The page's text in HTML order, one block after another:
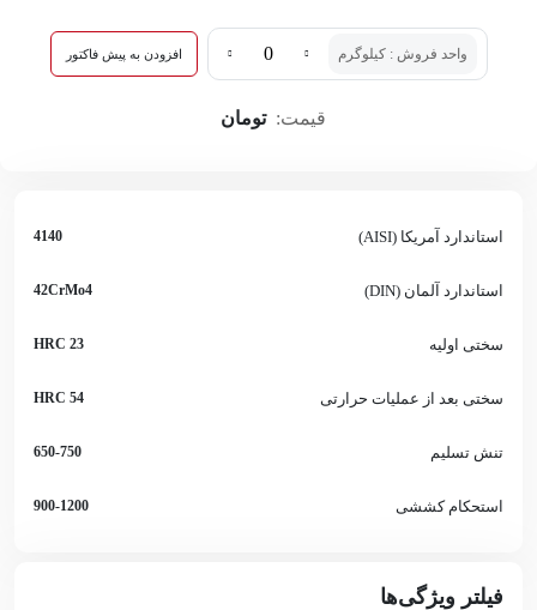
قیمت: تومان
واحد فروش : کیلوگرم افزودن به پیش فاکتور
استاندارد آمریکا (AISI) 4140
استاندارد آلمان (DIN) 42CrMo4
سختی اولیه 23 HRC
سختی بعد از عملیات حرارتی 54 HRC
تنش تسلیم 650-750
استحکام کششی 900-1200
فیلتر ویژگی‌ها